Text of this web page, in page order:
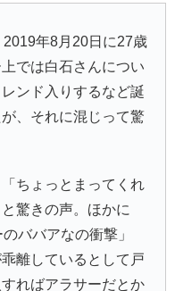
年8月20日に27歳
では白石さんについ
ンド入りするなど誕
、それに混じって驚
ちょっとまってくれ
驚きの声。ほかに
ババアなの衝撃」
離しているとして戸
ればアラサーだとか